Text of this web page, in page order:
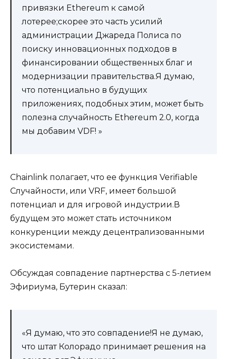
привязки Ethereum к самой
лотерее;скорее это часть усилий
администрации Джареда Полиса по
поиску инновационных подходов в
финансировании общественных благ и
модернизации правительства.Я думаю,
что потенциально в будущих
приложениях, подобных этим, может быть
полезна случайность Ethereum 2.0, когда
мы добавим VDF! »
Chainlink полагает, что ее функция Verifiable
Случайности, или VRF, имеет большой
потенциал и для игровой индустрии.В
будущем это может стать источником
конкуренции между децентрализованными
экосистемами.
Обсуждая совпадение партнерства с 5-летием
Эфириума, Бутерин сказал:
«Я думаю, что это совпадение!Я не думаю,
что штат Колорадо принимает решения на